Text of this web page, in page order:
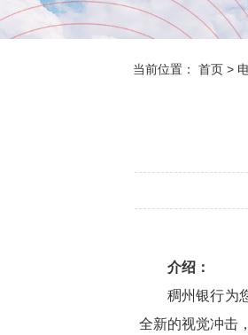
当前位置： 首页 >
介绍：
稠州银行为您
全新的视觉冲击